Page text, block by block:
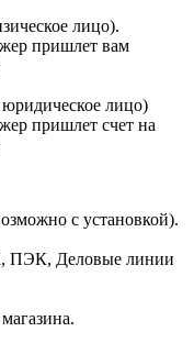
лицо).
пришлет вам
лицо)
пришлет счет на
с установкой).
ПЭК, Деловые линии